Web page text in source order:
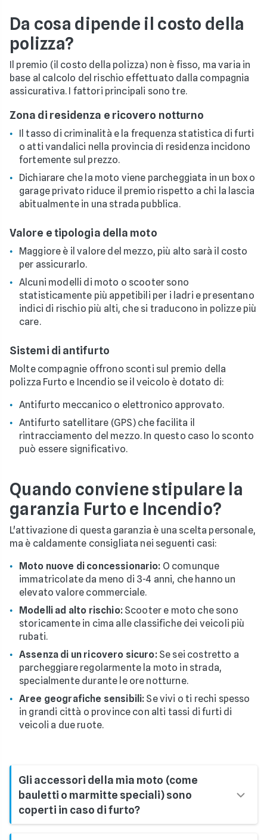
Da cosa dipende il costo della
polizza?
Il premio (il costo della polizza) non è fisso, ma varia in
base al calcolo del rischio effettuato dalla compagnia
assicurativa. I fattori principali sono tre.
Zona di residenza e ricovero notturno
Il tasso di criminalità e la frequenza statistica di furti
o atti vandalici nella provincia di residenza incidono
fortemente sul prezzo.
Dichiarare che la moto viene parcheggiata in un box o
garage privato riduce il premio rispetto a chi la lascia
abitualmente in una strada pubblica.
Valore e tipologia della moto
Maggiore è il valore del mezzo, più alto sarà il costo
per assicurarlo.
Alcuni modelli di moto o scooter sono
statisticamente più appetibili per i ladri e presentano
indici di rischio più alti, che si traducono in polizze più
care.
Sistemi di antifurto
Molte compagnie offrono sconti sul premio della
polizza Furto e Incendio se il veicolo è dotato di:
Antifurto meccanico o elettronico approvato.
Antifurto satellitare (GPS) che facilita il
rintracciamento del mezzo. In questo caso lo sconto
può essere significativo.
Quando conviene stipulare la
garanzia Furto e Incendio?
L'attivazione di questa garanzia è una scelta personale,
ma è caldamente consigliata nei seguenti casi:
Moto nuove di concessionario: O comunque
immatricolate da meno di 3-4 anni, che hanno un
elevato valore commerciale.
Modelli ad alto rischio:Scooter e moto che sono
storicamente in cima alle classifiche dei veicoli più
rubati.
Assenza di un ricovero sicuro:Se sei costretto a
parcheggiare regolarmente la moto in strada,
specialmente durante le ore notturne.
Aree geografiche sensibili: Se vivi o ti rechi spesso
in grandi città o province con alti tassi di furti di
veicoli a due ruote.
Gli accessori della mia moto (come
bauletti o marmitte speciali) sono
coperti in caso di furto?